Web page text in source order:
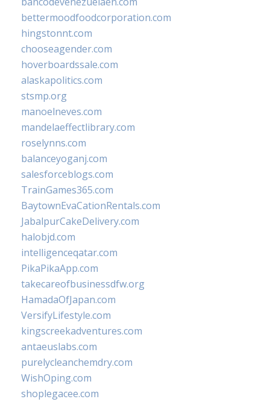
bettermoodfoodcorporation.com
hingstonnt.com
chooseagender.com
hoverboardssale.com
alaskapolitics.com
stsmp.org
manoelneves.com
mandelaeffectlibrary.com
roselynns.com
balanceyoganj.com
salesforceblogs.com
TrainGames365.com
BaytownEvaCationRentals.com
JabalpurCakeDelivery.com
halobjd.com
intelligenceqatar.com
PikaPikaApp.com
takecareofbusinessdfw.org
HamadaOfJapan.com
VersifyLifestyle.com
kingscreekadventures.com
antaeuslabs.com
purelycleanchemdry.com
WishOping.com
shoplegacee.com